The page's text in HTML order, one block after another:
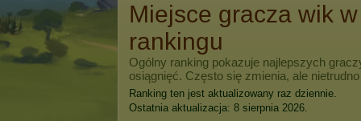
Miejsce gracza wik
rankingu
Ogólny ranking pokazuje najlepszych
osiągnięć. Często się zmienia, ale
Ranking ten jest aktualizowany raz dziennie.
Ostatnia aktualizacja: 8 sierpnia 2026.